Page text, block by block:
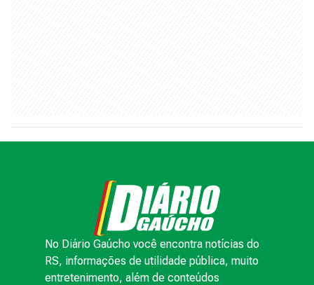
No Diário Gaúcho você encontra notícias do
RS, informações de utilidade pública, muito
entretenimento, além de conteúdos